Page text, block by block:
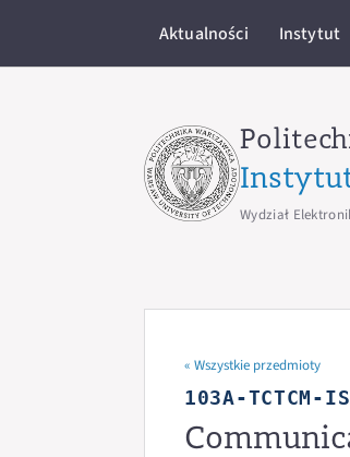
Aktualności Instytut
Wydział
« Wszystkie przedmioty
103A-TCTCM-